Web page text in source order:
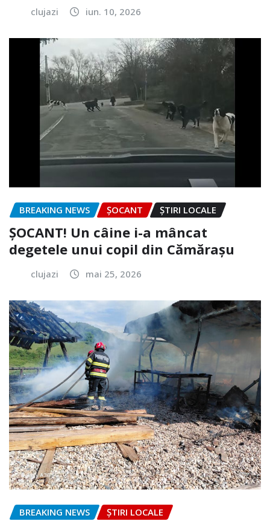
clujazi iun. 10, 2026
BREAKING NEWS ȘOCANT ȘTIRI LOCALE
ȘOCANT! Un câine i-a mâncat
degetele unui copil din Cămărașu
clujazi mai 25, 2026
BREAKING NEWS ȘTIRI LOCALE